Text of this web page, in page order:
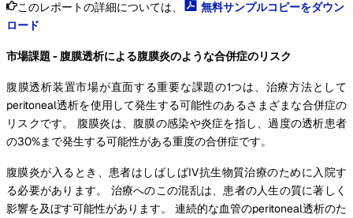
このレポートの詳細については、
無料サンプルコピーをダウン
ロード
市場課題 - 腹膜透析による腹膜炎のような合併症のリスク
腹膜透析装置市場が直面する重要な課題の1つは、治療方法として
peritoneal透析を使用して発生する可能性のあるさまざまな合併症の
リスクです。 腹膜炎は、腹膜の感染や炎症を指し、過度の透析患者
の30%まで発生する可能性がある重度の合併症です。
腹膜炎が入るとき、患者はしばしばIV抗生物質治療のために入院す
る必要があります。 治療へのこの混乱は、患者の人生の質に著しく
影響を及ぼす可能性があります。 連続的な血管のperitoneal透析のた